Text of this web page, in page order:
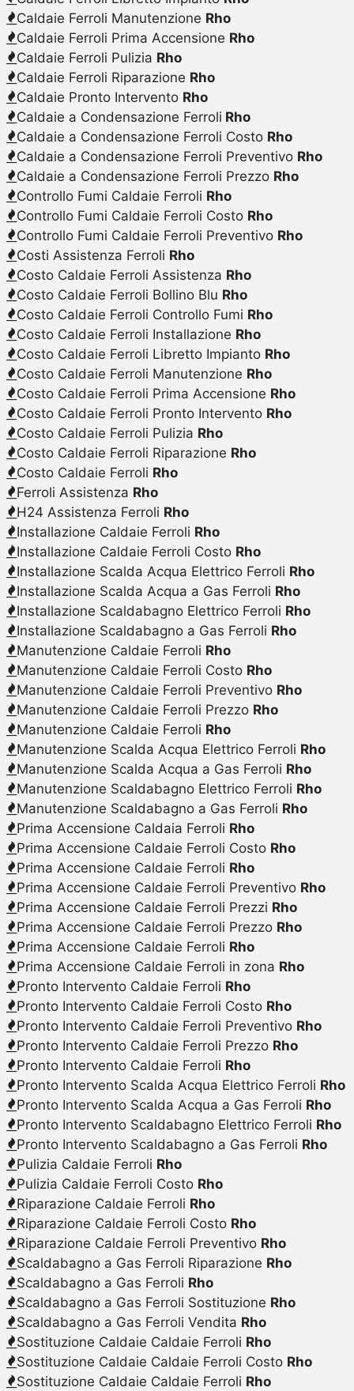
Caldaie Ferroli Manutenzione Rho
Caldaie Ferroli Prima Accensione Rho
Caldaie Ferroli Pulizia Rho
Caldaie Ferroli Riparazione Rho
Caldaie Pronto Intervento Rho
Caldaie a Condensazione Ferroli Rho
Caldaie a Condensazione Ferroli Costo Rho
Caldaie a Condensazione Ferroli Preventivo Rho
Caldaie a Condensazione Ferroli Prezzo Rho
Controllo Fumi Caldaie Ferroli Rho
Controllo Fumi Caldaie Ferroli Costo Rho
Controllo Fumi Caldaie Ferroli Preventivo Rho
Costi Assistenza Ferroli Rho
Costo Caldaie Ferroli Assistenza Rho
Costo Caldaie Ferroli Bollino Blu Rho
Costo Caldaie Ferroli Controllo Fumi Rho
Costo Caldaie Ferroli Installazione Rho
Costo Caldaie Ferroli Libretto Impianto Rho
Costo Caldaie Ferroli Manutenzione Rho
Costo Caldaie Ferroli Prima Accensione Rho
Costo Caldaie Ferroli Pronto Intervento Rho
Costo Caldaie Ferroli Pulizia Rho
Costo Caldaie Ferroli Riparazione Rho
Costo Caldaie Ferroli Rho
Ferroli Assistenza Rho
H24 Assistenza Ferroli Rho
Installazione Caldaie Ferroli Rho
Installazione Caldaie Ferroli Costo Rho
Installazione Scalda Acqua Elettrico Ferroli Rho
Installazione Scalda Acqua a Gas Ferroli Rho
Installazione Scaldabagno Elettrico Ferroli Rho
Installazione Scaldabagno a Gas Ferroli Rho
Manutenzione Caldaie Ferroli Rho
Manutenzione Caldaie Ferroli Costo Rho
Manutenzione Caldaie Ferroli Preventivo Rho
Manutenzione Caldaie Ferroli Prezzo Rho
Manutenzione Caldaie Ferroli Rho
Manutenzione Scalda Acqua Elettrico Ferroli Rho
Manutenzione Scalda Acqua a Gas Ferroli Rho
Manutenzione Scaldabagno Elettrico Ferroli Rho
Manutenzione Scaldabagno a Gas Ferroli Rho
Prima Accensione Caldaia Ferroli Rho
Prima Accensione Caldaie Ferroli Costo Rho
Prima Accensione Caldaie Ferroli Rho
Prima Accensione Caldaie Ferroli Preventivo Rho
Prima Accensione Caldaie Ferroli Prezzi Rho
Prima Accensione Caldaie Ferroli Prezzo Rho
Prima Accensione Caldaie Ferroli Rho
Prima Accensione Caldaie Ferroli in zona Rho
Pronto Intervento Caldaie Ferroli Rho
Pronto Intervento Caldaie Ferroli Costo Rho
Pronto Intervento Caldaie Ferroli Preventivo Rho
Pronto Intervento Caldaie Ferroli Prezzo Rho
Pronto Intervento Caldaie Ferroli Rho
Pronto Intervento Scalda Acqua Elettrico Ferroli Rho
Pronto Intervento Scalda Acqua a Gas Ferroli Rho
Pronto Intervento Scaldabagno Elettrico Ferroli Rho
Pronto Intervento Scaldabagno a Gas Ferroli Rho
Pulizia Caldaie Ferroli Rho
Pulizia Caldaie Ferroli Costo Rho
Riparazione Caldaie Ferroli Rho
Riparazione Caldaie Ferroli Costo Rho
Riparazione Caldaie Ferroli Preventivo Rho
Scaldabagno a Gas Ferroli Riparazione Rho
Scaldabagno a Gas Ferroli Rho
Scaldabagno a Gas Ferroli Sostituzione Rho
Scaldabagno a Gas Ferroli Vendita Rho
Sostituzione Caldaie Caldaie Ferroli Rho
Sostituzione Caldaie Caldaie Ferroli Costo Rho
Sostituzione Caldaie Caldaie Ferroli Rho